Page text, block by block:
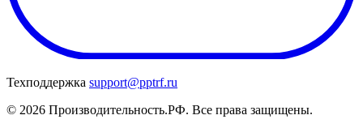
Техподдержка support@pptrf.ru
© 2026 Производительность.РФ. Все права защищены.